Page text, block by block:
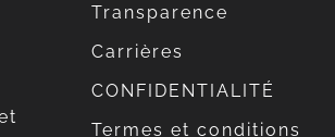
Transparence
Carrières
CONFIDENTIALITÉ
Termes et conditions